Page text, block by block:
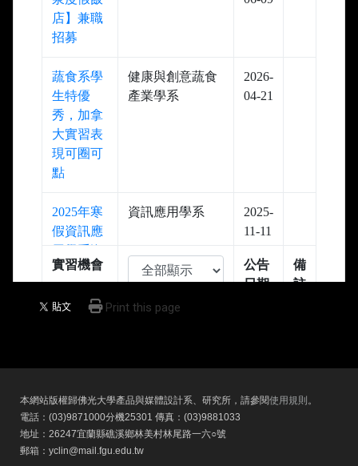
Print this page
本網站版權歸佛光大學產品與媒體設計系、研究所，請參閱使用規則 。
電話：(03)9871000分機25301 傳真：(03)9881033
地址：26247宜蘭縣礁溪鄉林美村林尾路一六○號
郵箱：yclin@mail.fgu.edu.tw